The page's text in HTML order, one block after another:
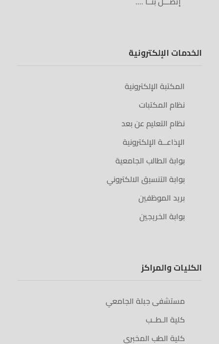
الخدمات الإلكترونية
المكتبة الإلكترونية
نظام المكتبات
نظام التعليم عن بعد
الإذاعــة الإلكترونية
بوابة الطالب الجامعية
بوابة التنسيق الالكتروني
بريد الموظفين
بوابة الخريجين
الكليات والمراكز
مستشفى جبلة الجامعي
كلية الـطــب
كلية الطب المخبري